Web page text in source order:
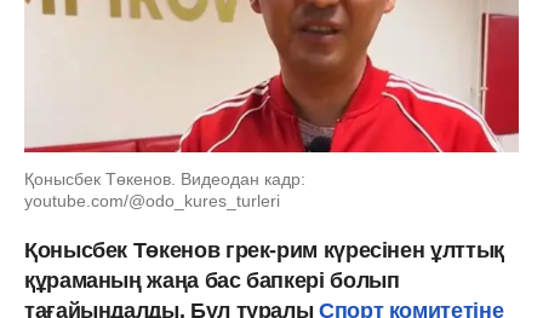
Қонысбек Төкенов. Видеодан кадр:
youtube.com/@odo_kures_turleri
Қонысбек Төкенов грек-рим күресінен ұлттық
құраманың жаңа бас бапкері болып
тағайындалды. Бұл туралы Спорт комитетіне